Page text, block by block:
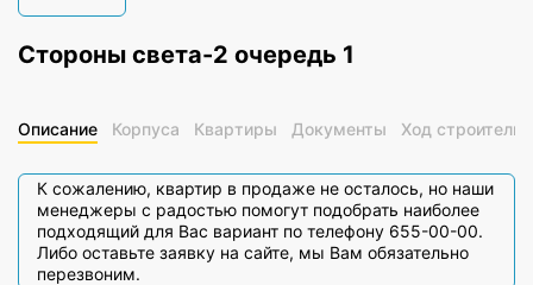
Стороны света-2 очередь 1
Описание Корпуса Квартиры Документы Ход
К сожалению, квартир в продаже не осталось, но наши
менеджеры с радостью помогут подобрать наиболее
подходящий для Вас вариант по телефону 655-00-00.
Либо оставьте заявку на сайте, мы Вам обязательно
перезвоним.